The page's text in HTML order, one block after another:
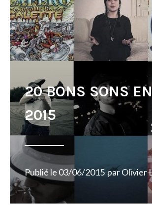
20 BONS SONS
2015
Publié le 03/06/2015 parOlivier